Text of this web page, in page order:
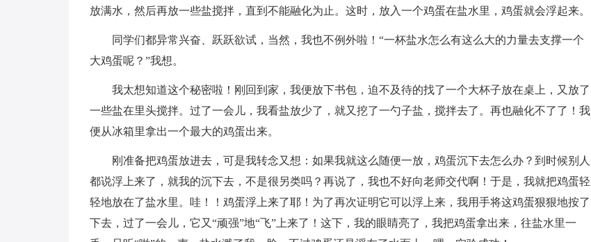
放满水，然后再放一些盐搅拌，直到不能融化为止。这时，放入一个鸡蛋在盐水里，鸡蛋就会浮起来。
同学们都异常兴奋、跃跃欲试，当然，我也不例外啦！“一杯盐水怎么有这么大的力量去支撑一个
大鸡蛋呢？”我想。
我太想知道这个秘密啦！刚回到家，我便放下书包，迫不及待的找了一个大杯子放在桌上，又放了
一些盐在里头搅拌。过了一会儿，我看盐放少了，就又挖了一勺子盐，搅拌去了。再也融化不了了！我
便从冰箱里拿出一个最大的鸡蛋出来。
刚准备把鸡蛋放进去，可是我转念又想：如果我就这么随便一放，鸡蛋沉下去怎么办？到时候别人
都说浮上来了，就我的沉下去，不是很另类吗？再说了，我也不好向老师交代啊！于是，我就把鸡蛋轻
轻地放在了盐水里。哇！！鸡蛋浮上来了耶！为了再次证明它可以浮上来，我用手将这鸡蛋狠狠地按了
下去，过了一会儿，它又“顽强”地“飞”上来了！这下，我的眼睛亮了，我把鸡蛋拿出来，往盐水里一